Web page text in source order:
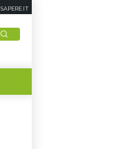
SAPERE.IT